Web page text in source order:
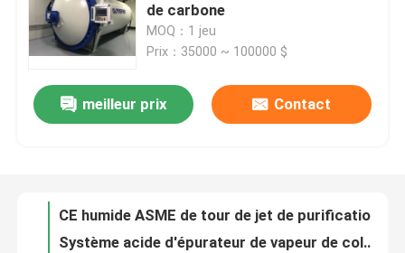
Produits
Vidéos
Visite de l'usine
de carbone
MOQ：1 jeu
Prix：35000 ~ 100000 $
meilleur prix Contact
navire revêtu chimique de réaction d'acier inoxydable de récipients à pression de 1000L 2000L
Système acide d'épurateur de vapeur de colonne d'absorption d'épurateur d'air d'ASME LPGT